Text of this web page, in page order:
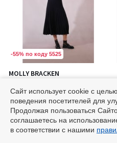
-55% по коду 5525
MOLLY BRACKEN
трикотажная, плиссированная
8400 ₽
Сайт использует cookie с
поведения посетителей для
Продолжая пользоваться
соглашаетесь на
в соответствии с нашими